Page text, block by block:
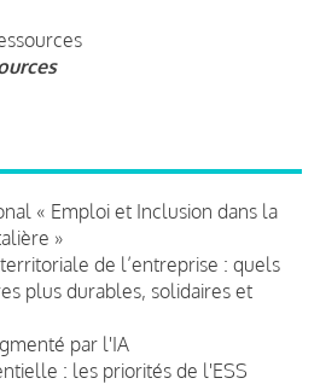
« Emploi et Inclusion dans la
»
de l’entreprise : quels
plus durables, solidaires et
par l'IA
: les priorités de l'ESS